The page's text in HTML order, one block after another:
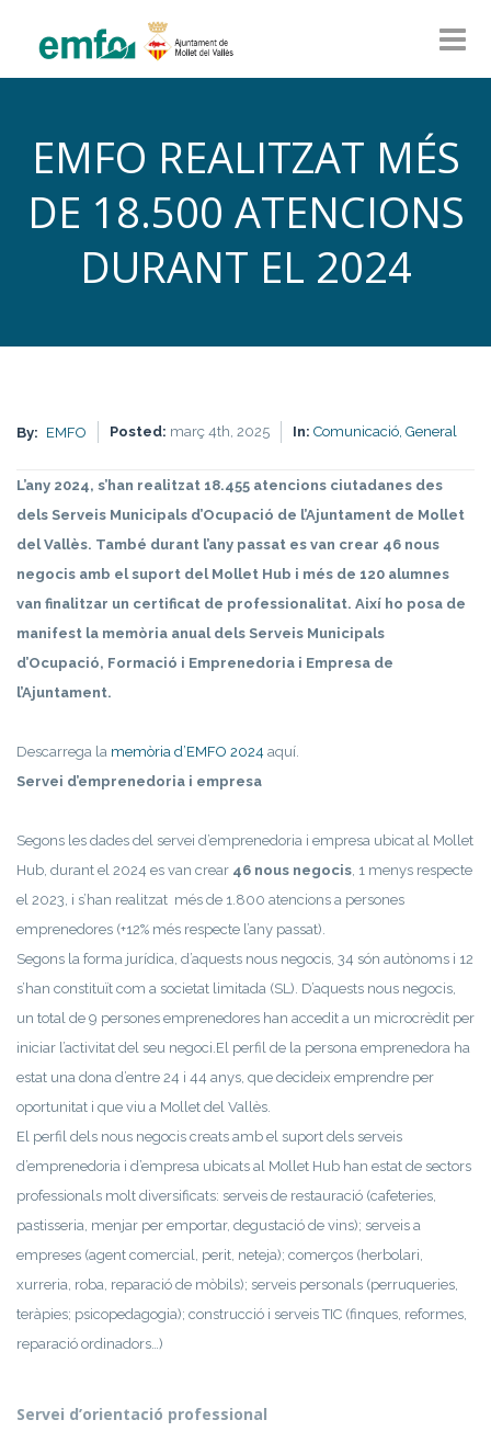
EMFO REALITZAT MÉS
DE 18.500 ATENCIONS
DURANT EL 2024
By: EMFO Posted: març 4th, 2025 In: Comunicació, General
L’any 2024, s’han realitzat 18.455 atencions ciutadanes des
dels Serveis Municipals d’Ocupació de l’Ajuntament de Mollet
del Vallès. També durant l’any passat es van crear 46 nous
negocis amb el suport del Mollet Hub i més de 120 alumnes
van finalitzar un certificat de professionalitat. Així ho posa de
manifest la memòria anual dels Serveis Municipals
d’Ocupació, Formació i Emprenedoria i Empresa de
l’Ajuntament.
Descarrega la memòria d’EMFO 2024 aquí.
Servei d’emprenedoria i empresa
Segons les dades del servei d’emprenedoria i empresa ubicat al Mollet
Hub, durant el 2024 es van crear 46 nous negocis, 1 menys respecte
el 2023, i s’han realitzat més de 1.800 atencions a persones
emprenedores (+12% més respecte l’any passat).
Segons la forma jurídica, d’aquests nous negocis, 34 són autònoms i 12
s’han constituït com a societat limitada (SL). D’aquests nous negocis,
un total de 9 persones emprenedores han accedit a un microcrèdit per
iniciar l’activitat del seu negoci.El perfil de la persona emprenedora ha
estat una dona d’entre 24 i 44 anys, que decideix emprendre per
oportunitat i que viu a Mollet del Vallès.
El perfil dels nous negocis creats amb el suport dels serveis
d’emprenedoria i d’empresa ubicats al Mollet Hub han estat de sectors
professionals molt diversificats: serveis de restauració (cafeteries,
pastisseria, menjar per emportar, degustació de vins); serveis a
empreses (agent comercial, perit, neteja); comerços (herbolari,
xurreria, roba, reparació de mòbils); serveis personals (perruqueries,
teràpies; psicopedagogia); construcció i serveis TIC (finques, reformes,
reparació ordinadors…)
Servei d’orientació professional